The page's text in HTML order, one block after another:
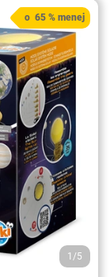
1/5
o 65 % menej